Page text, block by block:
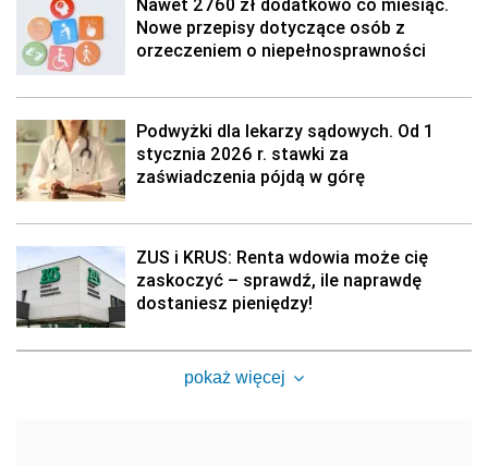
Nawet 2760 zł dodatkowo co miesiąc.
Nowe przepisy dotyczące osób z
orzeczeniem o niepełnosprawności
Podwyżki dla lekarzy sądowych. Od 1
stycznia 2026 r. stawki za
zaświadczenia pójdą w górę
ZUS i KRUS: Renta wdowia może cię
zaskoczyć – sprawdź, ile naprawdę
dostaniesz pieniędzy!
pokaż więcej